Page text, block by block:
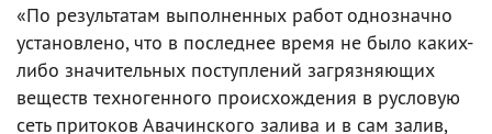
«По результатам выполненных работ однозначно
установлено, что в последнее время не было каких-
либо значительных поступлений загрязняющих
веществ техногенного происхождения в русловую
сеть притоков Авачинского залива и в сам залив,